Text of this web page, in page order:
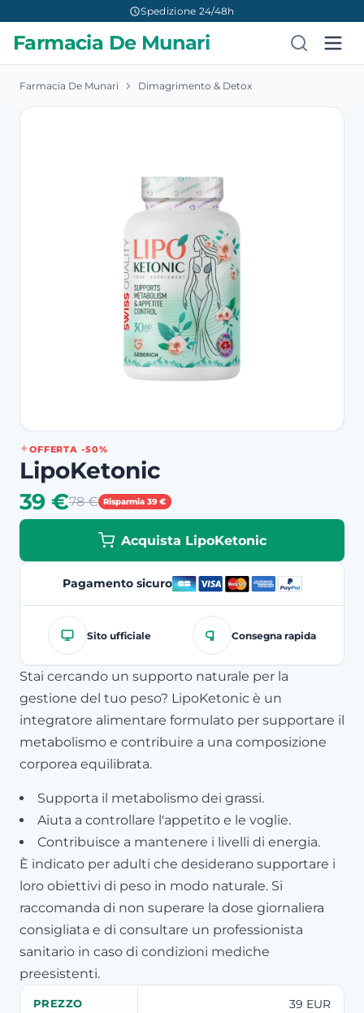
Spedizione 24/48h
Farmacia De Munari
Farmacia De Munari Dimagrimento & Detox
OFFERTA -50%
LipoKetonic
39 €78 € Risparmia 39 €
Acquista LipoKetonic
Pagamento sicuro
Sito ufficiale Consegna rapida
Stai cercando un supporto naturale per la
gestione del tuo peso? LipoKetonic è un
integratore alimentare formulato per supportare il
metabolismo e contribuire a una composizione
corporea equilibrata.
Supporta il metabolismo dei grassi.
Aiuta a controllare l'appetito e le voglie.
Contribuisce a mantenere i livelli di energia.
È indicato per adulti che desiderano supportare i
loro obiettivi di peso in modo naturale. Si
raccomanda di non superare la dose giornaliera
consigliata e di consultare un professionista
sanitario in caso di condizioni mediche
preesistenti.
PREZZO 39 EUR